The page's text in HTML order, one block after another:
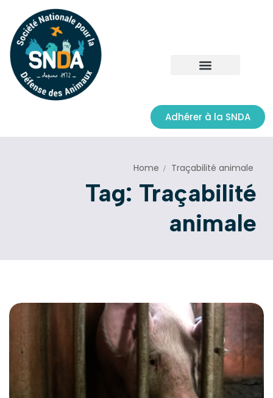
Adhérer à la SNDA
Home Traçabilité animale
Tag: Traçabilité
animale